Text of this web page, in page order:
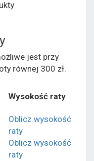
jest przy
równej 300 zł.
Wysokość raty
Oblicz wysokość
raty
Oblicz wysokość
raty